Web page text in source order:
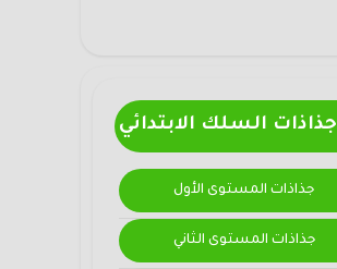
جذاذات السلك الابتدائي
جذاذات المستوى الأول
جذاذات المستوى الثاني